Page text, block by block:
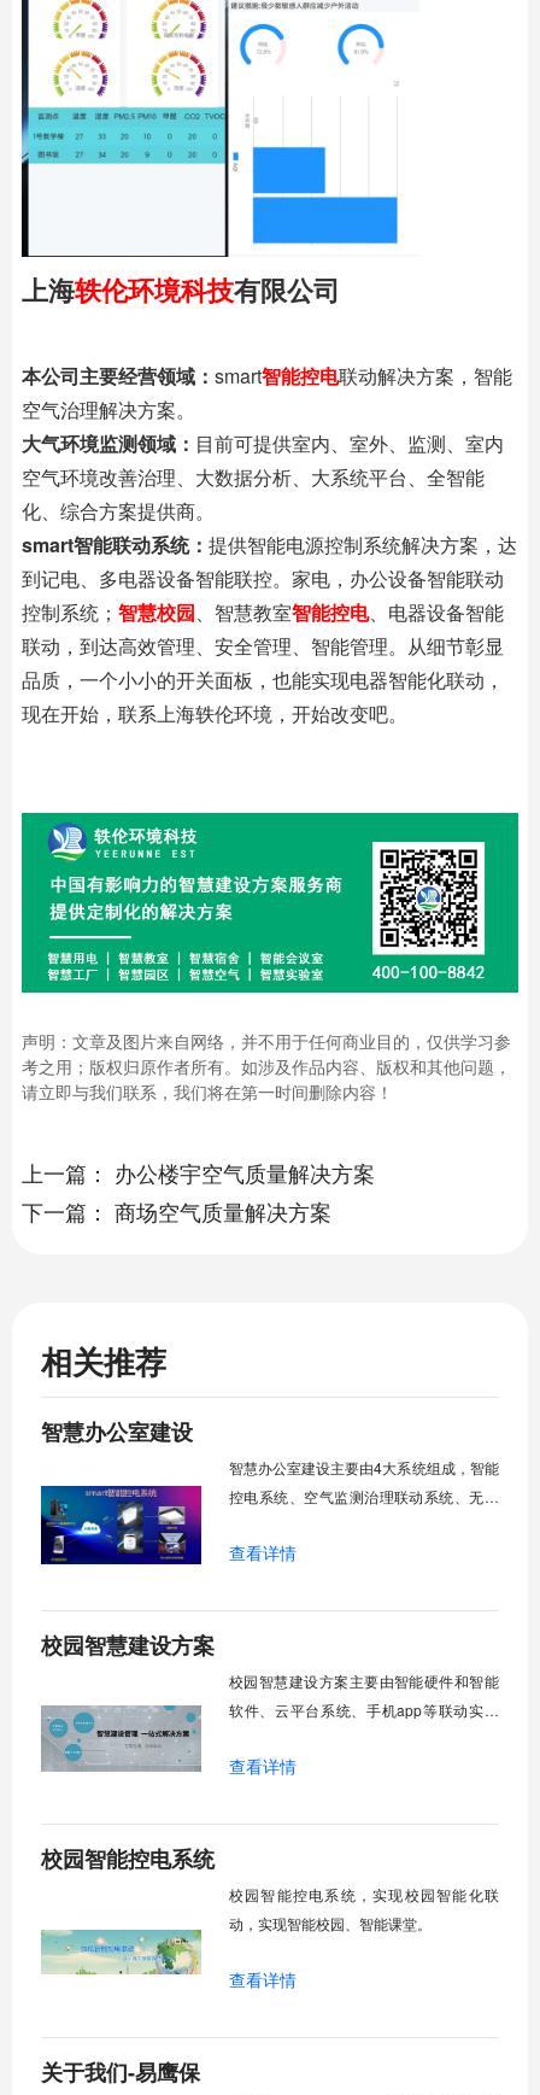
上海轶伦环境科技有限公司
本公司主要经营领域： smart智能控电联动解决方案，智能
空气治理解决方案。
大气环境监测领域： 目前可提供室内、室外、监测、室内
空气环境改善治理、大数据分析、大系统平台、全智能
化、综合方案提供商。
smart智能联动系统： 提供智能电源控制系统解决方案，达
到记电、多电器设备智能联控。家电，办公设备智能联动
控制系统； 智慧校园、智慧教室智能控电、电器设备智能
联动，到达高效管理、安全管理、智能管理。从细节彰显
品质，一个小小的开关面板，也能实现电器智能化联动，
现在开始，联系上海轶伦环境，开始改变吧。
声明：文章及图片来自网络，并不用于任何商业目的，仅供学习参
考之用；版权归原作者所有。如涉及作品内容、版权和其他问题，
请立即与我们联系，我们将在第一时间删除内容！
上一篇： 办公楼宇空气质量解决方案
下一篇： 商场空气质量解决方案
相关推荐
智慧办公室建设
智慧办公室建设主要由4大系统组成，智能
控电系统、空气监测治理联动系统、无线
公室建设。
查看详情
校园智慧建设方案
校园智慧建设方案主要由智能硬件和智能
软件、云平台系统、手机app等联动实现
室建设的目的。
查看详情
校园智能控电系统
校园智能控电系统，实现校园智能化联
动，实现智能校园、智能课堂。
查看详情
关于我们-易鹰保